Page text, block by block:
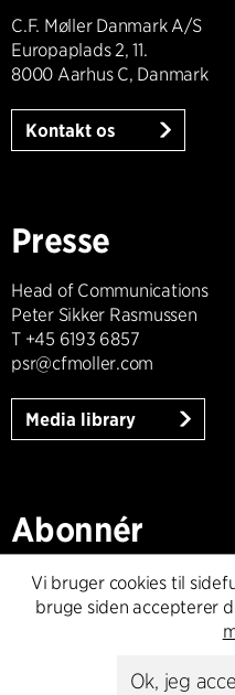
C.F. Møller Danmark A/S
Europaplads 2, 11.
8000 Aarhus C, Danmark
Kontakt os
Presse
Head of Communications
Peter Sikker Rasmussen
T +45 6193 6857
psr@cfmoller.com
Media library
Abonnér
Abonnér på vores
arkitekturnyheder
Vi bruger cookies til
bruge siden accepterer
Ok, jeg